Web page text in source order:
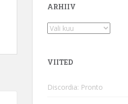
ARHIIV
Arhiiv
VIITED
Discordia: Pronto